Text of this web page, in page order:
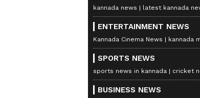
kannada news latest kannada
ENTERTAINMENT NEWS
Kannada Cinema News kannada
SPORTS NEWS
sports news in kannada cricket
BUSINESS NEWS